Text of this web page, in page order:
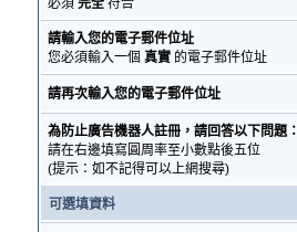
必須 完全符合
請輸入您的電子郵件位址
您必須輸入一個 真實的電子郵件位址
請再次輸入您的電子郵件位址
為防止廣告機器人註冊，請回答以下問題：
請在右邊填寫圓周率至小數點後五位
(提示：如不記得可以上網搜尋)
可選填資料